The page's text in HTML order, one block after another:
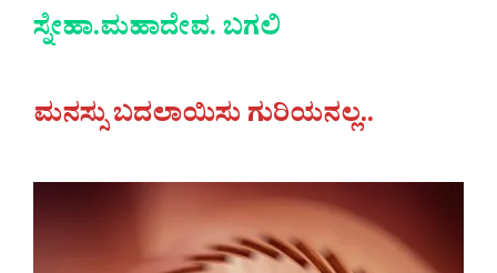
ಸ್ನೇಹಾ.ಮಹಾದೇವ. ಬಗಲಿ
ಮನಸ್ಸು ಬದಲಾಯಿಸು ಗುರಿಯನಲ್ಲ..